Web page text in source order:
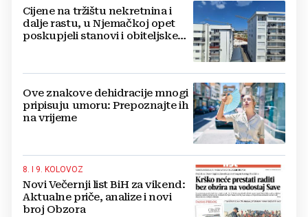
Cijene na tržištu nekretnina i
dalje rastu, u Njemačkoj opet
poskupjeli stanovi i obiteljske
Ove znakove dehidracije mnogi
pripisuju umoru: Prepoznajte ih
na vrijeme
8. I 9. KOLOVOZ
Novi Večernji list BiH za vikend:
Aktualne priče, analize i novi
broj Obzora